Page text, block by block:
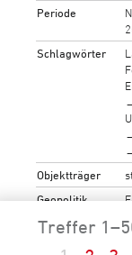
Periode
Schlagwörter
Objektträger
Geopolitik
Treffer